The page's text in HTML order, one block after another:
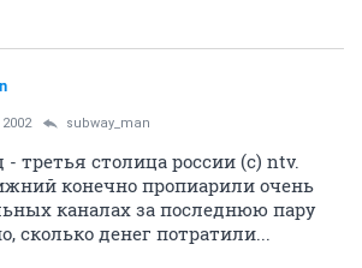
subway_man
третья столица россии (с) ntv.
конечно пропиарили очень
каналах за последнюю пару
сколько денег потратили...